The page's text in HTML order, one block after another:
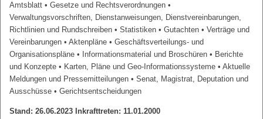
Amtsblatt • Gesetze und Rechtsverordnungen •
Verwaltungsvorschriften, Dienstanweisungen, Dienstvereinbarungen,
Richtlinien und Rundschreiben • Statistiken • Gutachten • Verträge und
Vereinbarungen • Aktenpläne • Geschäftsverteilungs- und
Organisationspläne • Informationsmaterial und Broschüren • Berichte
und Konzepte • Karten, Pläne und Geo-Informationssysteme • Aktuelle
Meldungen und Pressemitteilungen • Senat, Magistrat, Deputation und
Ausschüsse • Gerichtsentscheidungen
Stand: 26.06.2023 Inkrafttreten: 11.01.2000